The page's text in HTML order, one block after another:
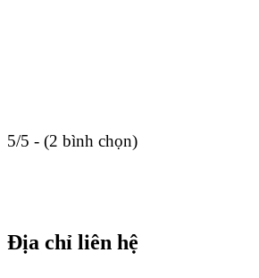
5/5 - (2 bình chọn)
Địa chỉ liên hệ